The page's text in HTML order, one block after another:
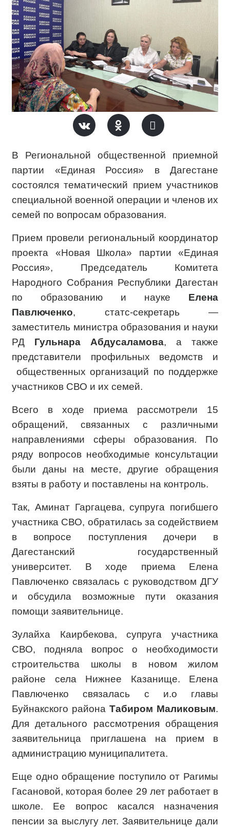
В Региональной общественной приемной
партии «Единая Россия» в Дагестане
состоялся тематический прием участников
специальной военной операции и членов их
семей по вопросам образования.
Прием провели региональный координатор
проекта «Новая Школа» партии «Единая
Россия», Председатель Комитета
Народного Собрания Республики Дагестан
по образованию и науке Елена
Павлюченко, статс-секретарь —
заместитель министра образования и науки
РД Гульнара Абдусаламова, а также
представители профильных ведомств и
общественных организаций по поддержке
участников СВО и их семей.
Всего в ходе приема рассмотрели 15
обращений, связанных с различными
направлениями сферы образования. По
ряду вопросов необходимые консультации
были даны на месте, другие обращения
взяты в работу и поставлены на контроль.
Так, Аминат Гаргацева, супруга погибшего
участника СВО, обратилась за содействием
в вопросе поступления дочери в
Дагестанский государственный
университет. В ходе приема Елена
Павлюченко связалась с руководством ДГУ
и обсудила возможные пути оказания
помощи заявительнице.
Зулайха Каирбекова, супруга участника
СВО, подняла вопрос о необходимости
строительства школы в новом жилом
районе села Нижнее Казанище. Елена
Павлюченко связалась с и.о главы
Буйнакского района Табиром Маликовым.
Для детального рассмотрения обращения
заявительница приглашена на прием в
администрацию муниципалитета.
Еще одно обращение поступило от Рагимы
Гасановой, которая более 29 лет работает в
школе. Ее вопрос касался назначения
пенсии за выслугу лет. Заявительнице дали